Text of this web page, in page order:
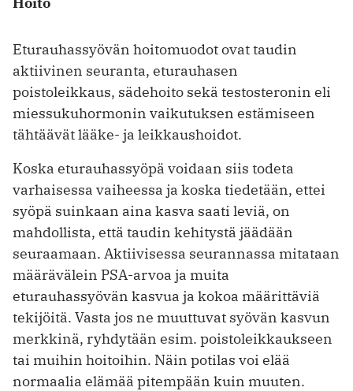
Eturauhassyövän hoitomuodot ovat taudin
aktiivinen seuranta, eturauhasen
poistoleikkaus, sädehoito sekä testosteronin eli
miessukuhormonin vaikutuksen estämiseen
tähtäävät lääke- ja leikkaushoidot.
Koska eturauhassyöpä voidaan siis todeta
varhaisessa vaiheessa ja koska tiedetään, ettei
syöpä suinkaan aina kasva saati leviä, on
mahdollista, että taudin kehitystä jäädään
seuraamaan. Aktiivisessa seurannassa mitataan
määrävälein PSA-arvoa ja muita
eturauhassyövän kasvua ja kokoa määrittäviä
tekijöitä. Vasta jos ne muuttuvat syövän kasvun
merkkinä, ryhdytään esim. poistoleikkaukseen
tai muihin hoitoihin. Näin potilas voi elää
normaalia elämää pitempään kuin muuten.